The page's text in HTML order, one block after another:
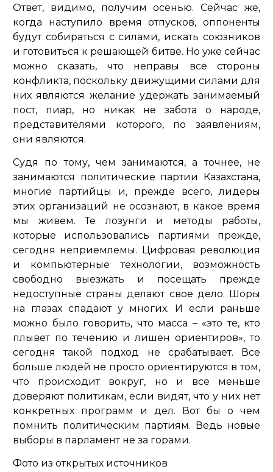
Ответ, видимо, получим осенью. Сейчас же,
когда наступило время отпусков, оппоненты
будут собираться с силами, искать союзников
и готовиться к решающей битве. Но уже сейчас
можно сказать, что неправы все стороны
конфликта, поскольку движущими силами для
них являются желание удержать занимаемый
пост, пиар, но никак не забота о народе,
представителями которого, по заявлениям,
они являются.
Судя по тому, чем занимаются, а точнее, не
занимаются политические партии Казахстана,
многие партийцы и, прежде всего, лидеры
этих организаций не осознают, в какое время
мы живем. Те лозунги и методы работы,
которые использовались партиями прежде,
сегодня неприемлемы. Цифровая революция
и компьютерные технологии, возможность
свободно выезжать и посещать прежде
недоступные страны делают свое дело. Шоры
на глазах спадают у многих. И если раньше
можно было говорить, что масса – «это те, кто
плывет по течению и лишен ориентиров», то
сегодня такой подход не срабатывает. Все
больше людей не просто ориентируются в том,
что происходит вокруг, но и все меньше
доверяют политикам, если видят, что у них нет
конкретных программ и дел. Вот бы о чем
помнить политическим партиям. Ведь новые
выборы в парламент не за горами.
Фото из открытых источников